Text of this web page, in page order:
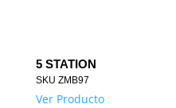
5 STATION
SKU ZMB97
Ver Producto